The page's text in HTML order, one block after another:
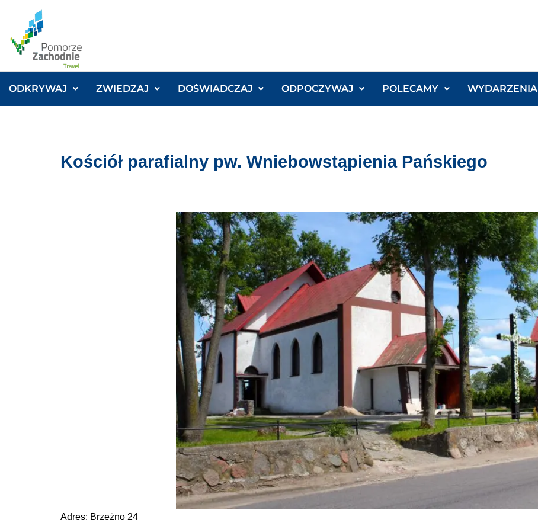
ODKRYWAJ ZWIEDZAJ DOŚWIADCZAJ ODPOCZYWAJ POLECAMY WYDARZENIA
Kościół parafialny pw. Wniebowstąpienia Pańskiego
Adres: Brzeżno 24